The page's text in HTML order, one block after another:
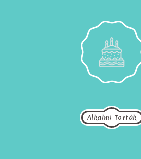
Alkalmi Torták